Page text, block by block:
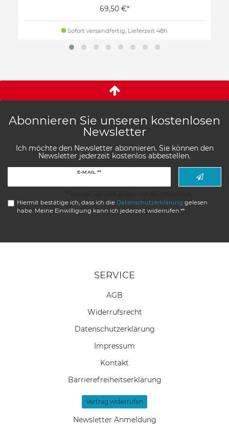
69,50 €*
Sofort versandfertig, Lieferzeit 48h
Abonnieren Sie unseren kostenlosen
Newsletter
Ich möchte den Newsletter abonnieren. Sie können den
Newsletter jederzeit kostenlos abbestellen.
E-MAIL **
Hiermit bestätige ich, dass ich die Daten­schutz­erklärung gelesen
habe. Meine Einwilligung kann ich jederzeit widerrufen.**
SERVICE
AGB
Widerrufs­recht
Daten­schutz­erklärung
Impressum
Kontakt
Barrierefreiheitserklärung
Vertrag widerrufen
Newsletter Anmeldung